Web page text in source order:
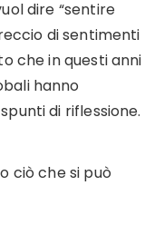
dire “sentire
di sentimenti
che in questi anni
hanno
di riflessione.
ciò che si può